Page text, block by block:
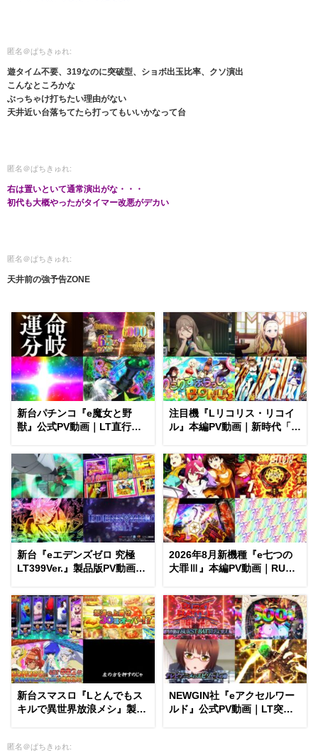
匿名＠ぱちきゅれ:
遊タイム不要、319なのに突破型、ショボ出玉比率、クソ演出
こんなところかな
ぶっちゃけ打ちたい理由がない
天井近い台落ちてたら打ってもいいかなって台
匿名＠ぱちきゅれ:
右は置いといて通常演出がな・・・
初代も大概やったがタイマー改悪がデカい
匿名＠ぱちきゅれ:
天井前の強予告ZONE
新台パチンコ『e魔女と野
獣』公式PV動画｜LT直行型
ループ「（超）BEAST
ATTACK」を狙え！
注目機『Lリコリス・リコイ
ル』本編PV動画｜新時代「疑
＆最強トリガー「Legendary
Lycoris」etc…
新台『eエデンズゼロ 究極
LT399Ver.』製品版PV動画｜
「約77％」＆3000個以上比
率「約86％」
2026年8月新機種『e七つの
大罪Ⅲ』本編PV動画｜RUSH
当「平均3400個」のシリーズ
最強火力
新台スマスロ『Lとんでもス
キルで異世界放浪メシ』製品
超女神ループ搭載
NEWGIN社『eアクセルワー
ルド』公式PV動画｜LT突入
匿名＠ぱちきゅれ: